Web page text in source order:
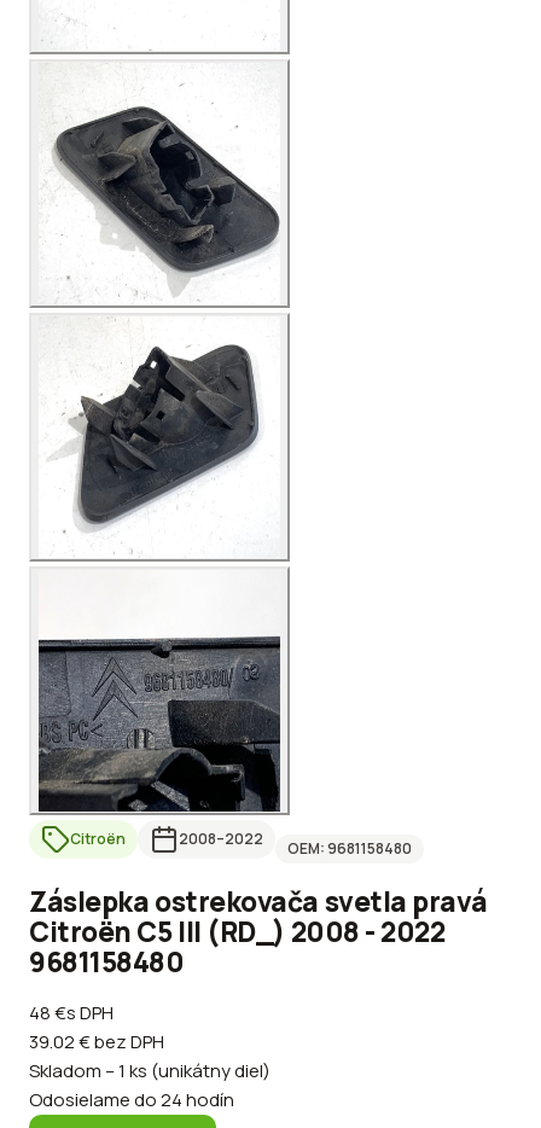
Citroën 2008–2022 OEM:9681158480
Záslepka ostrekovača svetla pravá
Citroën C5 III (RD_) 2008 - 2022
9681158480
48 €s DPH
39.02 €bez DPH
Skladom – 1 ks (unikátny diel)
Odosielame do 24 hodín